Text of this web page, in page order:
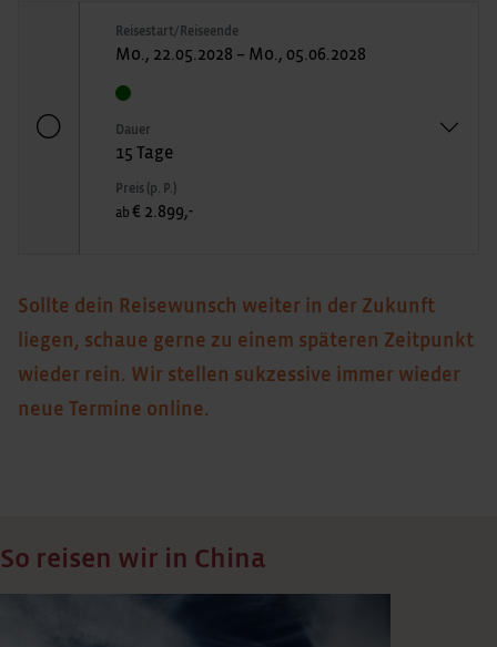
Reisestart/Reiseende
Mo., 22.05.2028 – Mo., 05.06.2028
Dauer
15 Tage
Preis (p. P.)
ab € 2.899,-
Sollte dein Reisewunsch weiter in der Zukunft
liegen, schaue gerne zu einem späteren Zeitpunkt
wieder rein. Wir stellen sukzessive immer wieder
neue Termine online.
So reisen wir in China